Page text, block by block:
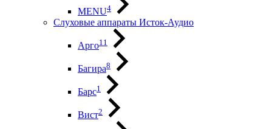
MENU4
Слуховые аппараты Исток-Аудио
Арго11
Багира8
Барс1
Вист2